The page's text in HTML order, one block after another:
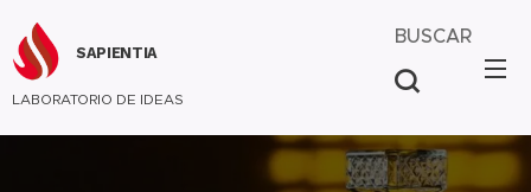
SAPIENTIA
LABORATORIO DE IDEAS
BUSCAR